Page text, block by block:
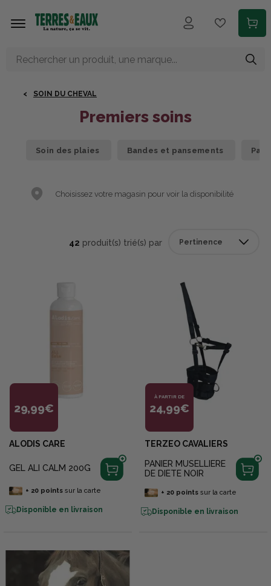
SOIN DU CHEVAL
Premiers soins
Soin des plaies Bandes et pansements
Choisissez votre magasin pour voir la disponibilité
42 produit(s) trié(s) par
29,99€
ALODIS CARE
GEL ALI CALM 200G
+ 20pointssur la carte
Disponible en livraison
À PARTIR DE
24,99€
TERZEO CAVALIERS
PANIER MUSELLIERE
DE DIETE NOIR
+ 20pointssur la carte
Disponible en livraison